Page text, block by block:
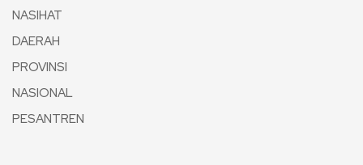
NASIHAT
DAERAH
PROVINSI
NASIONAL
PESANTREN